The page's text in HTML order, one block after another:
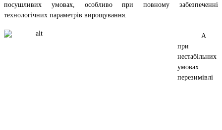
посушливих умовах, особливо при повному забезпеченні
технологічних параметрів вирощування.
А
при
нестабільних
умовах
перезимівлі